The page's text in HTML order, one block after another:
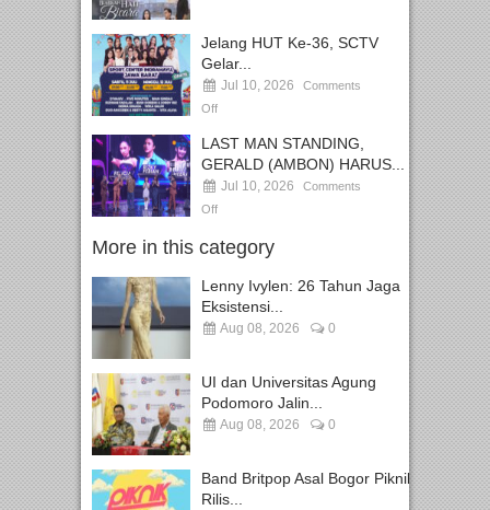
Jelang HUT Ke-36, SCTV
Gelar...
Jul 10, 2026
Comments
Off
LAST MAN STANDING,
GERALD (AMBON) HARUS...
Jul 10, 2026
Comments
Off
More in this category
Lenny Ivylen: 26 Tahun Jaga
Eksistensi...
Aug 08, 2026 0
UI dan Universitas Agung
Podomoro Jalin...
Aug 08, 2026 0
Band Britpop Asal Bogor Piknik
Rilis...